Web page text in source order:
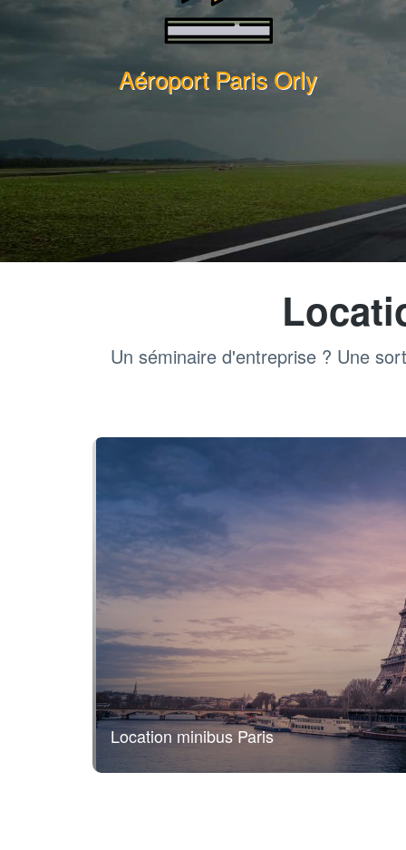
Aéroport Paris Orly
Un séminaire d'entreprise ? Une
Location minibus Paris